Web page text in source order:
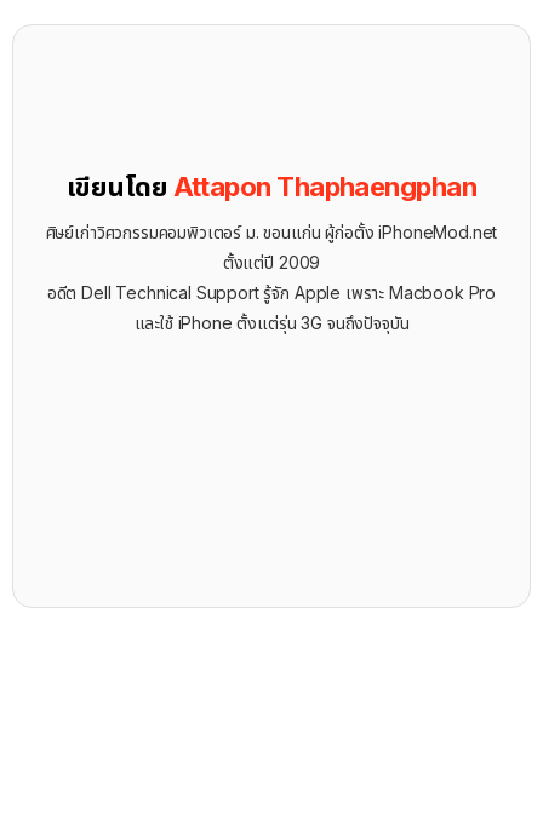
เขียนโดย Attapon Thaphaengphan
ศิษย์เก่าวิศวกรรมคอมพิวเตอร์ ม. ขอนแก่น ผู้ก่อตั้ง iPhoneMod.net
ตั้งแต่ปี 2009
อดีต Dell Technical Support รู้จัก ​Apple เพราะ Macbook Pro
และใช้ iPhone ตั้งแต่รุ่น 3G จนถึงปัจจุบัน